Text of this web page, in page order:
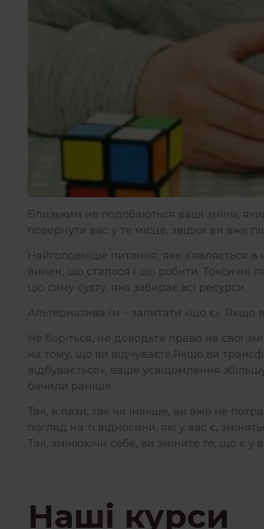
Близьким не подобаються ваші зміни,
повернути вас у те місце, звідки ви вже
Найголовніше питання, яке з’являється в
винен, що сталося і що робити. Токсичні
цю саму суєту, яка забирає всі ресурси.
Альтернатива їм – запитати «що є». Якщо
Не боріться, не доводьте право на свої
на тому, що ви відчуваєте.Якщо ви
відбувається», ваше усвідомлення
бачили раніше.
Так, в пази, так чи інакше, ви вже не
погляд на ті відносини, які у вас є,
Так, змінюючи себе, ви зміните те, що є у
Наші курси